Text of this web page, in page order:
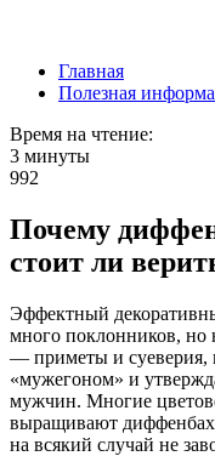
Главная
Полезная
Время на чтение:
3 минуты
992
Почему
стоит ли
Эффектный
много поклонников, но
— приметы и суеверия,
«мужегоном» и
мужчин. Многие
выращивают
на всякий случай не